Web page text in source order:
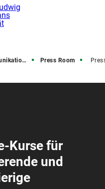
(PuK) Press Room
Kurse für
und